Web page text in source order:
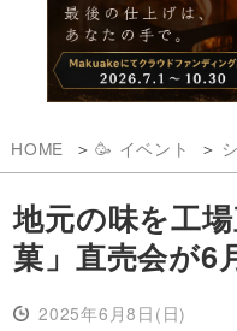
HOME 🥳 イベント
地元の味を工
菓」直売会が6
2025年6月8日(日)